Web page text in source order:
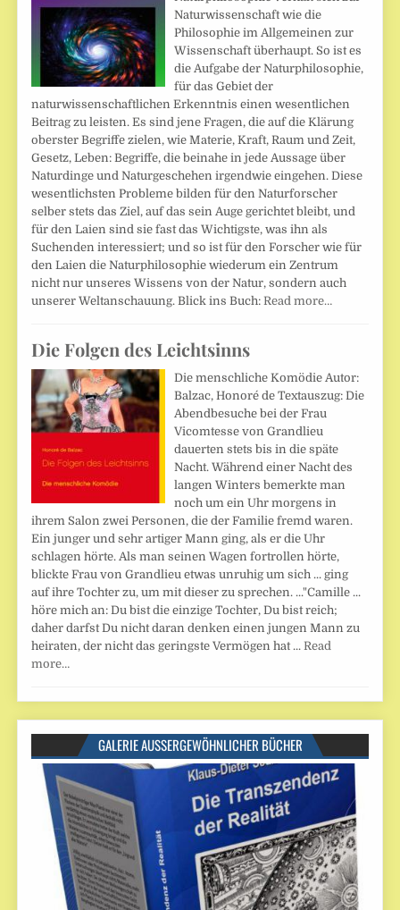
Naturwissenschaft wie die
Philosophie im Allgemeinen zur
Wissenschaft überhaupt. So ist es
die Aufgabe der Naturphilosophie,
für das Gebiet der
naturwissenschaftlichen Erkenntnis einen wesentlichen
Beitrag zu leisten. Es sind jene Fragen, die auf die Klärung
oberster Begriffe zielen, wie Materie, Kraft, Raum und Zeit,
Gesetz, Leben: Begriffe, die beinahe in jede Aussage über
Naturdinge und Naturgeschehen irgendwie eingehen. Diese
wesentlichsten Probleme bilden für den Naturforscher
selber stets das Ziel, auf das sein Auge gerichtet bleibt, und
für den Laien sind sie fast das Wichtigste, was ihn als
Suchenden interessiert; und so ist für den Forscher wie für
den Laien die Naturphilosophie wiederum ein Zentrum
nicht nur unseres Wissens von der Natur, sondern auch
unserer Weltanschauung. Blick ins Buch: Read more…
Die Folgen des Leichtsinns
Die menschliche Komödie Autor:
Balzac, Honoré de Textauszug: Die
Abendbesuche bei der Frau
Vicomtesse von Grandlieu
dauerten stets bis in die späte
Nacht. Während einer Nacht des
langen Winters bemerkte man
noch um ein Uhr morgens in
ihrem Salon zwei Personen, die der Familie fremd waren.
Ein junger und sehr artiger Mann ging, als er die Uhr
schlagen hörte. Als man seinen Wagen fortrollen hörte,
blickte Frau von Grandlieu etwas unruhig um sich ... ging
auf ihre Tochter zu, um mit dieser zu sprechen. ..."Camille ...
höre mich an: Du bist die einzige Tochter, Du bist reich;
daher darfst Du nicht daran denken einen jungen Mann zu
heiraten, der nicht das geringste Vermögen hat ... Read
more…
GALERIE AUSSERGEWÖHNLICHER BÜCHER